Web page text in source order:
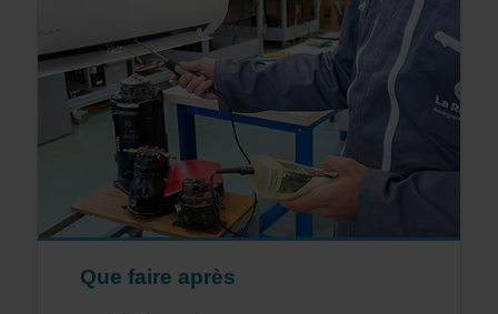
Que faire après